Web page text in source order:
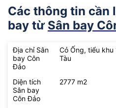
Các thông tin cần
bay từ Sân bay
Địa chỉ Sân
bay Côn
Đảo
Cỏ Ống, tiểu khu
Tàu
Diện tích
Sân bay
Côn Đảo
2777 m2